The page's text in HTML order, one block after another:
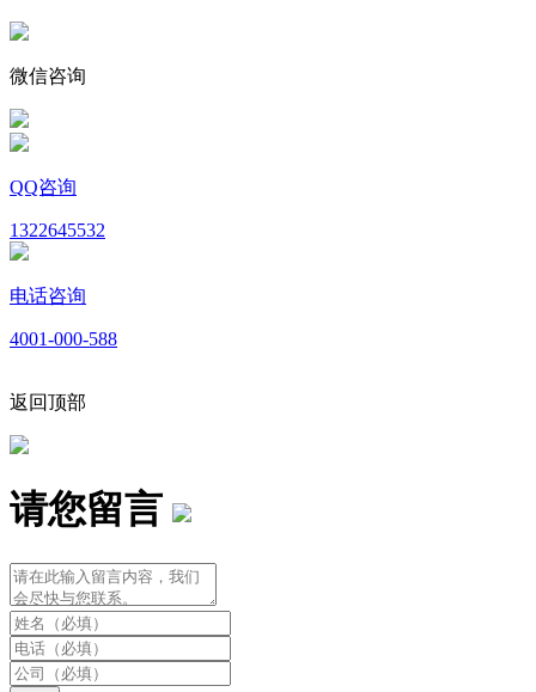
微信咨询
QQ咨询
1322645532
电话咨询
4001-000-588
返回顶部
请您留言